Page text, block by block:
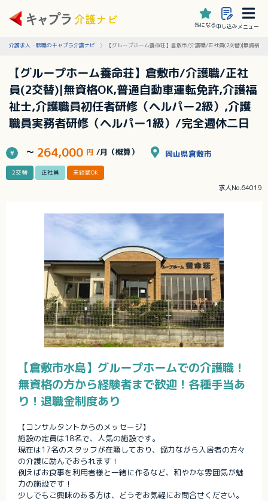
気になる申し込みメニュー
介護求人・転職のキャプラ介護ナビ 【グループホーム養命荘】倉敷市/介護職/正社員(2交替)|無資格
【グループホーム養命荘】倉敷市/介護職/正社
員(2交替)|無資格OK,普通自動車運転免許,介護福
祉士,介護職員初任者研修（ヘルパー2級）,介護
職員実務者研修（ヘルパー1級）/完全週休二日
～ 264,000 円 /月（概算） 岡山県倉敷市
2交替 正社員 未経験OK
求人No.64019
【倉敷市水島】グループホームでの介護職！
無資格の方から経験者まで歓迎！各種手当あ
り！退職金制度あり
【コンサルタントからのメッセージ】
施設の定員は18名で、人気の施設です。
現在は17名のスタッフが在籍しており、協力ながら入居者の方々
の介護に励んでおられます！
例えばお食事を利用者様と一緒に作るなど、和やかな雰囲気が魅
力の施設です！
少しでもご興味のある方は、どうぞお気軽にお問合せください。